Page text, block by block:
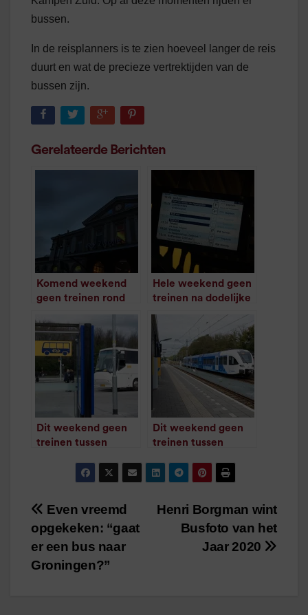
bussen.
In de reisplanners is te zien hoeveel langer de reis
duurt en wat de precieze vertrektijden van de
bussen zijn.
Gerelateerde Berichten
Komend weekend
geen treinen rond
/1minuut leestijd
Hele weekend geen
treinen na dodelijke
aanrijding
Hooghalen
/1 minuut leestijd
Dit weekend geen
treinen tussen
minuut leestijd
Dit weekend geen
treinen tussen
/ minuut leestijd
Bericht
navigatie
Henri Borgman wint
Busfoto van het
Jaar 2020
Even vreemd
opgekeken: “gaat
er een bus naar
Groningen?”